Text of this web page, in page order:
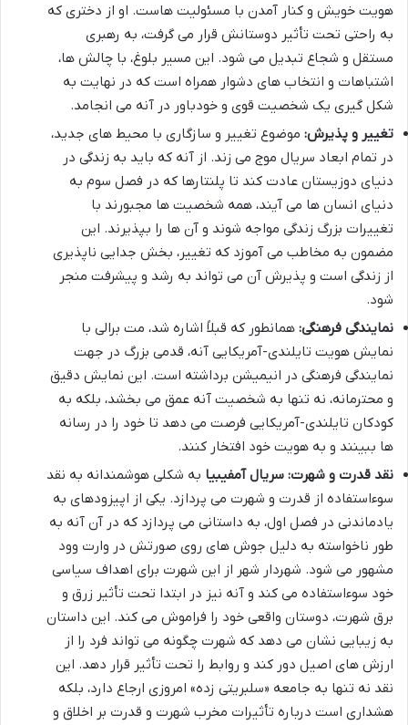
هویت خویش و کنار آمدن با مسئولیت هاست. او از دختری که
به راحتی تحت تأثیر دوستانش قرار می گرفت، به رهبری
مستقل و شجاع تبدیل می شود. این مسیر بلوغ، با چالش ها،
اشتباهات و انتخاب های دشوار همراه است که در نهایت به
شکل گیری یک شخصیت قوی و خودباور در آنه می انجامد.
تغییر و پذیرش: موضوع تغییر و سازگاری با محیط های جدید،
در تمام ابعاد سریال موج می زند. از آنه که باید به زندگی در
دنیای دوزیستان عادت کند تا پلنتارها که در فصل سوم به
دنیای انسان ها می آیند، همه شخصیت ها مجبورند با
تغییرات بزرگ زندگی مواجه شوند و آن ها را بپذیرند. این
مضمون به مخاطب می آموزد که تغییر، بخش جدایی ناپذیری
از زندگی است و پذیرش آن می تواند به رشد و پیشرفت منجر
شود.
نمایندگی فرهنگی: همانطور که قبلاً اشاره شد، مت برالی با
نمایش هویت تایلندی-آمریکایی آنه، قدمی بزرگ در جهت
نمایندگی فرهنگی در انیمیشن برداشته است. این نمایش دقیق
و محترمانه، نه تنها به شخصیت آنه عمق می بخشد، بلکه به
کودکان تایلندی-آمریکایی فرصت می دهد تا خود را در رسانه
ها ببینند و به هویت خود افتخار کنند.
نقد قدرت و شهرت: سریال آمفیبیا به شکلی هوشمندانه به نقد
سوءاستفاده از قدرت و شهرت می پردازد. یکی از اپیزودهای به
یادماندنی در فصل اول، به داستانی می پردازد که در آن آنه به
طور ناخواسته به دلیل جوش های روی صورتش در وارت وود
مشهور می شود. شهردار شهر از این شهرت برای اهداف سیاسی
خود سوءاستفاده می کند و آنه نیز در ابتدا تحت تأثیر زرق و
برق شهرت، دوستان واقعی خود را فراموش می کند. این داستان
به زیبایی نشان می دهد که شهرت چگونه می تواند فرد را از
ارزش های اصیل دور کند و روابط را تحت تأثیر قرار دهد. این
نقد نه تنها به جامعه «سلبریتی زده» امروزی ارجاع دارد، بلکه
هشداری است درباره تأثیرات مخرب شهرت و قدرت بر اخلاق و